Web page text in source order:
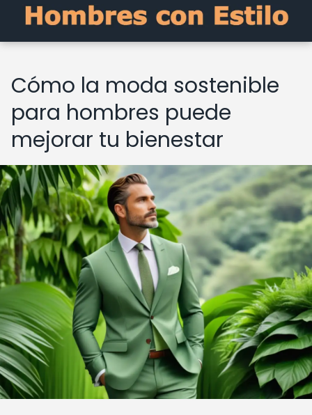
Cómo la moda sostenible
para hombres puede
mejorar tu bienestar